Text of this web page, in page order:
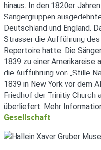
hinaus. In den 1820er
Sängergruppen
Deutschland und England.
Strasser die Aufführung
Repertoire hatte. Die
1839 zu einer Amerikareise
die Aufführung von „Stille
1839 in New York vor dem
Friedhof der Trinitiy Church
überliefert. Mehr
Gesellschaft